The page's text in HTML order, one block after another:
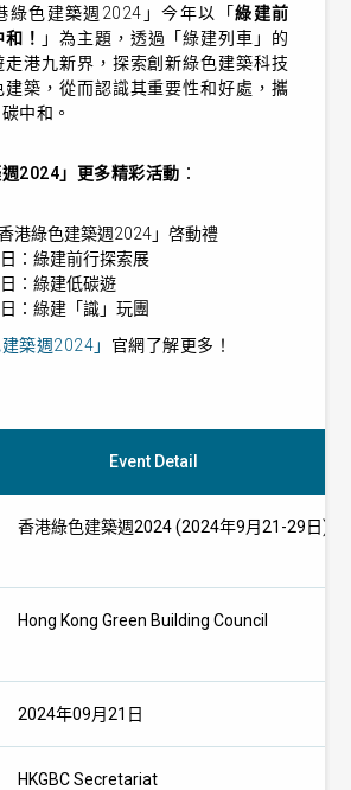
綠色建築週2024」今年以「綠建前
！ 」為主題，透過「綠建列車」的
港九新界，探索創新綠色建築科技
建築，從而認識其重要性和好處，攜
中和。
週2024」更多精彩活動 ：
港綠色建築週2024」啓動禮
：綠建前行探索展
：綠建低碳遊
：綠建 「識 」玩團
築週2024」 官網了解更多！
Event Detail
香港綠色建築週2024 (2024年9月21-29日)
Hong Kong Green Building Council
2024年09月21日
HKGBC Secretariat